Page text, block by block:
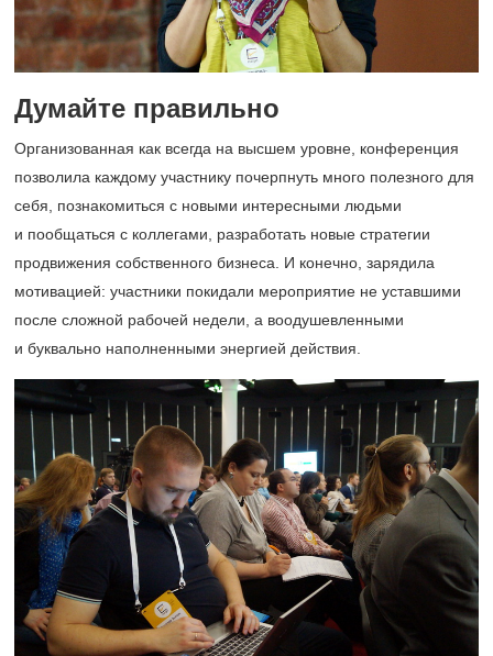
Думайте правильно
Организованная как всегда на высшем уровне, конференция
позволила каждому участнику почерпнуть много полезного для
себя, познакомиться с новыми интересными людьми
и пообщаться с коллегами, разработать новые стратегии
продвижения собственного бизнеса. И конечно, зарядила
мотивацией: участники покидали мероприятие не уставшими
после сложной рабочей недели, а воодушевленными
и буквально наполненными энергией действия.